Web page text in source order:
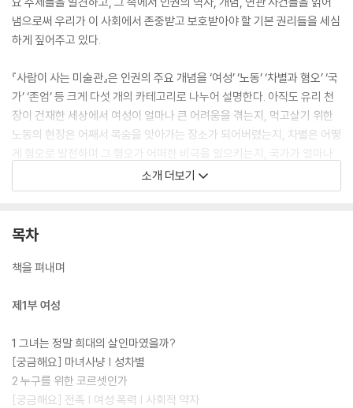
냄으로써 우리가 이 사회에서 존중받고 보호받아야 할 기본 권리들을 세심
하게 짚어주고 있다.
『사람이 사는 미술관』은 인권의 주요 개념을 ‘여성’ ‘노동’ ‘차별과 혐오’ ‘국
가’ ‘존엄’ 등 크게 다섯 개의 카테고리로 나누어 설명한다. 아직도 유리 천
장이 건재한 세상에서 여성이 얼마나 큰 어려움을 겪는지, 먹고살기 위한
노동의 현장은 어째서 목숨을 앗아가는 장소가 되어버렸는지, 차별은 어떻
게 혐오로 발전하며 그 혐오가 어떠한 비극을 일으키는지, 국가가 얼마나
많은 인권유린을 자행했는지, 마지막으로 왜 인간의 존엄함은 존중받아야
하는지 등을 명화와 함께 재미있게 들려준다. 더불어 원고 말미에 ‘궁금해
게 설명함으로써 역사, 사회, 정치 등 인문학적 사고를 돕는다.
소개 더보기
목차
책을 펴내며
제1부 여성
1 그녀는 정말 희대의 살인마였을까?
[궁금해요] 마녀사냥 | 성차별
2 누구를 위한 코르셋인가
[궁금해요] 전족 | 여성 폭력 | 사회적 약자